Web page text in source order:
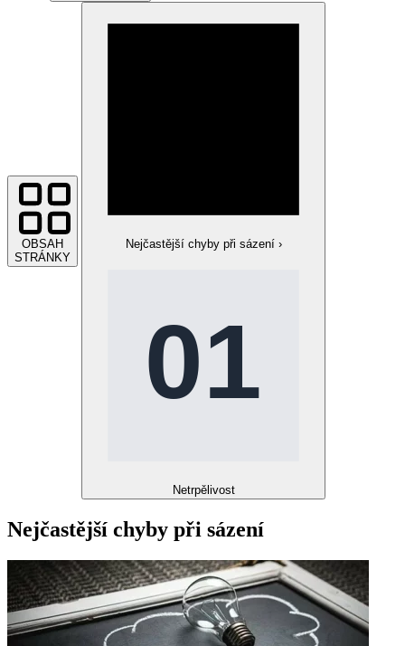
OBSAH
STRÁNKY
Nejčastější chyby při sázení ›
Netrpělivost
Nejčastější chyby při sázení